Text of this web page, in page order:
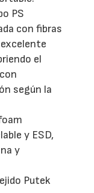
PS
con fibras
el
según la
y ESD,
y
Putek